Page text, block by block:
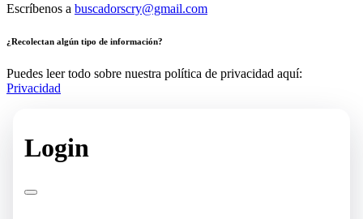
Escríbenos a buscadorscry@gmail.com
¿Recolectan algún tipo de información?
Puedes leer todo sobre nuestra política de privacidad aquí:
Privacidad
Login